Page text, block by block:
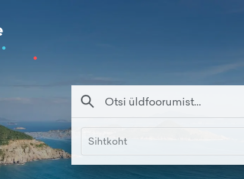
Sihtkoht